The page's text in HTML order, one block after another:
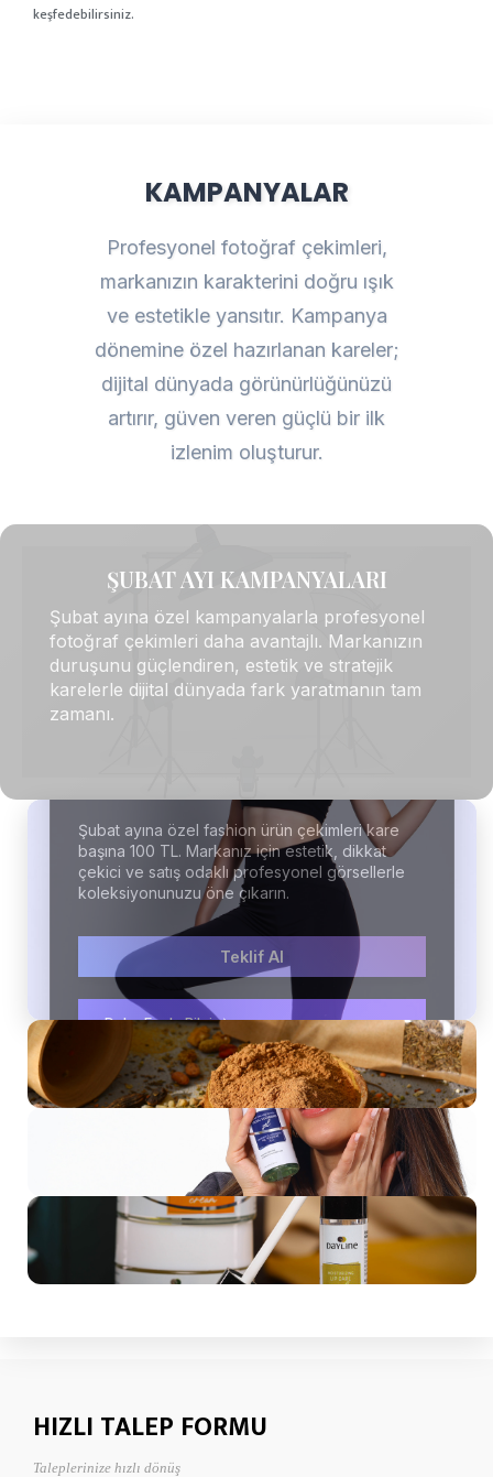
keşfedebilirsiniz.
KAMPANYALAR
Profesyonel fotoğraf çekimleri,
markanızın karakterini doğru ışık
ve estetikle yansıtır. Kampanya
dönemine özel hazırlanan kareler;
dijital dünyada görünürlüğünüzü
artırır, güven veren güçlü bir ilk
izlenim oluşturur.
ŞUBAT AYI KAMPANYALARI
Şubat ayına özel kampanyalarla profesyonel
fotoğraf çekimleri daha avantajlı. Markanızın
duruşunu güçlendiren, estetik ve stratejik
karelerle dijital dünyada fark yaratmanın tam
zamanı.
Şubat ayına özel fashion ürün çekimleri kare
başına 100 TL. Markanız için estetik, dikkat
çekici ve satış odaklı profesyonel görsellerle
koleksiyonunuzu öne çıkarın.
Teklif Al
Daha Fazla Bilgi
Gastronomi Çekimi
Teklif Al
Sosyal Medya Çekimi
Teklif AL
Konsept Ürün Çekimi
Teklif Al
HIZLI TALEP FORMU
Taleplerinize hızlı dönüş